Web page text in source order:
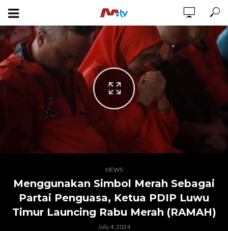
NEWS
Menggunakan Simbol Merah Sebagai
Partai Penguasa, Ketua PDIP Luwu
Timur Launcing Rabu Merah (RAMAH)
July 4, 2024